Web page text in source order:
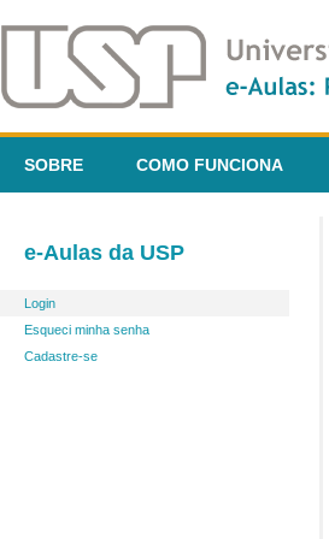
SOBRE COMO FUNCIONA
e-Aulas da USP
Login
Esqueci minha senha
Cadastre-se